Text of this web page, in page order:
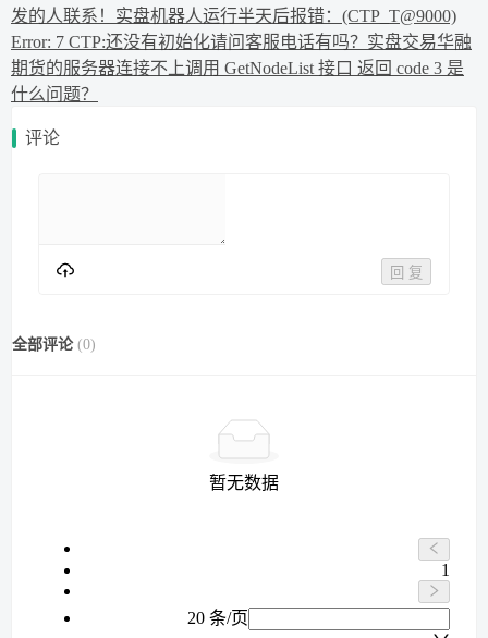
发的人联系！ 实盘机器人运行半天后报错：(CTP_T@9000)
Error: 7 CTP:还没有初始化请问客服电话有吗？实盘交易华融
期货的服务器连接不上调用 GetNodeList 接口 返回 code 3 是
什么问题？
评论
回 复
全部评论 (0)
暂无数据
1
20 条/页